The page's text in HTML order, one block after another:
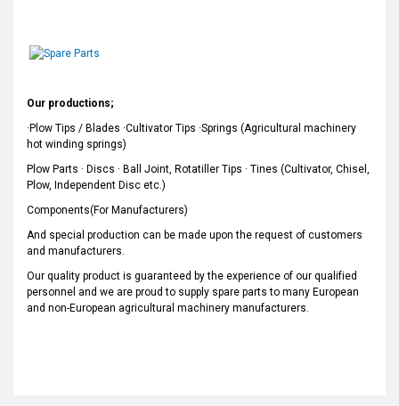
Our productions;
·Plow Tips / Blades ·Cultivator Tips ·Springs (Agricultural machinery
hot winding springs)
Plow Parts · Discs · Ball Joint, Rotatiller Tips · Tines (Cultivator, Chisel,
Plow, Independent Disc etc.)
Components(For Manufacturers)
And special production can be made upon the request of customers
and manufacturers.
Our quality product is guaranteed by the experience of our qualified
personnel and we are proud to supply spare parts to many European
and non-European agricultural machinery manufacturers.